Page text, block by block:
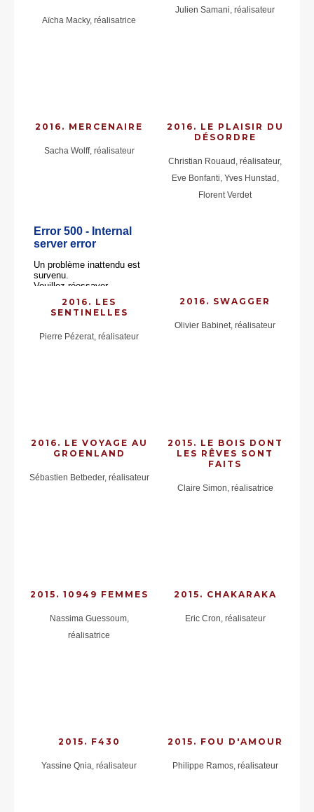
Aïcha Macky, réalisatrice
Julien Samani, réalisateur
2016. MERCENAIRE
Sacha Wolff, réalisateur
2016. LE PLAISIR DU
DÉSORDRE
Christian Rouaud, réalisateur,
Eve Bonfanti, Yves Hunstad,
Florent Verdet
2016. LES
SENTINELLES
Pierre Pézerat, réalisateur
2016. SWAGGER
Olivier Babinet, réalisateur
2016. LE VOYAGE AU
GROENLAND
Sébastien Betbeder, réalisateur
2015. LE BOIS DONT
LES RÊVES SONT
FAITS
Claire Simon, réalisatrice
2015. 10949 FEMMES
Nassima Guessoum,
réalisatrice
2015. CHAKARAKA
Eric Cron, réalisateur
2015. F430
Yassine Qnia, réalisateur
2015. FOU D'AMOUR
Philippe Ramos, réalisateur